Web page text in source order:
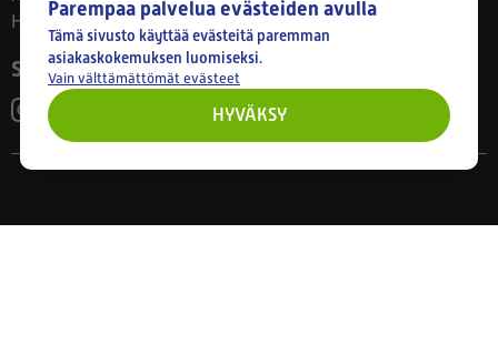
Huom! Myymälän poikkeusaukiolot: 27.7.-21.8. klo 8-16
Seuraa meitä
Parempaa palvelua evästeiden avulla
Tämä sivusto käyttää evästeitä paremman
asiakaskokemuksen luomiseksi.
Vain välttämättömät evästeet
HYVÄKSY